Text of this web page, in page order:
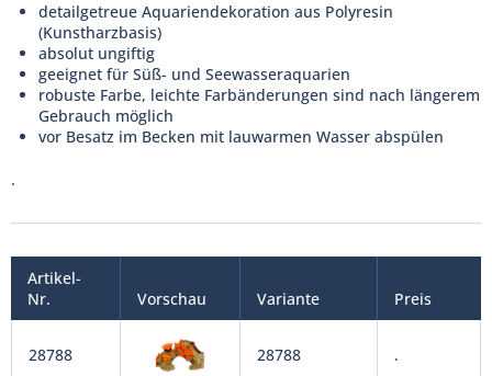
detailgetreue Aquariendekoration aus Polyresin
(Kunstharzbasis)
absolut ungiftig
geeignet für Süß- und Seewasseraquarien
robuste Farbe, leichte Farbänderungen sind nach längerem
Gebrauch möglich
vor Besatz im Becken mit lauwarmen Wasser abspülen
.
Artikel-
Nr.
Vorschau Variante Preis
28788 28788 .